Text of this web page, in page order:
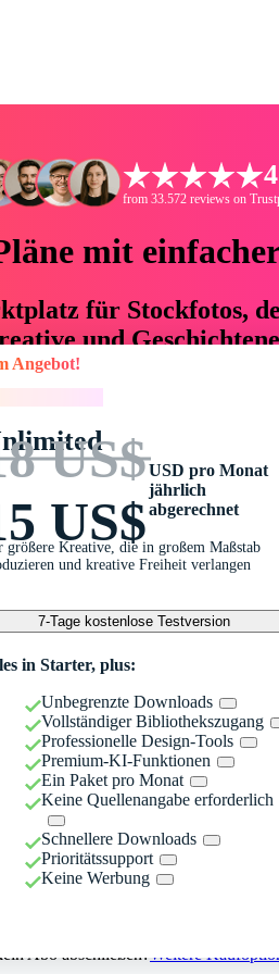
from 33.572 reviews on
mit
für Stockfotos,
und
Zeit und Budget
US$
US$
USD pro Monat
jährlich
abgerechnet
größere Kreative, die in großem Maßstab
und kreative Freiheit verlangen
7-Tage kostenlose Testversion
in Starter, plus:
Unbegrenzte Downloads
Vollständiger Bibliothekszugang
Professionelle Design-Tools
Premium-KI-Funktionen
Ein Paket pro Monat
Keine Quellenangabe erforderlich
Schnellere Downloads
Prioritätssupport
Keine Werbung
Abo abschließen?Weitere